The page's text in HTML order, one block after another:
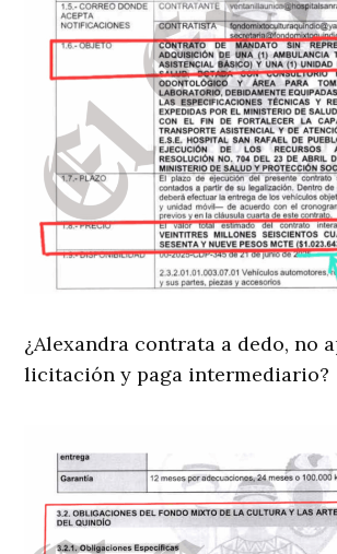
¿Alexandra contrata a dedo, no
licitación y paga intermediario?